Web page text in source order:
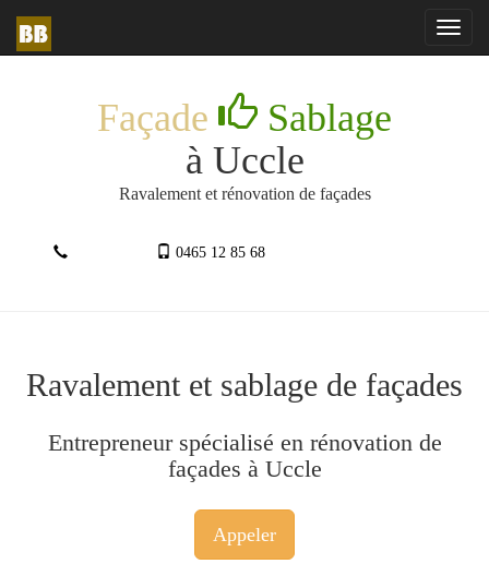
Façade
Sablage
à Uccle
Ravalement et rénovation de façades
0465 12 85 68
Ravalement et sablage de façades
Entrepreneur spécialisé en rénovation de
façades à Uccle
Appeler